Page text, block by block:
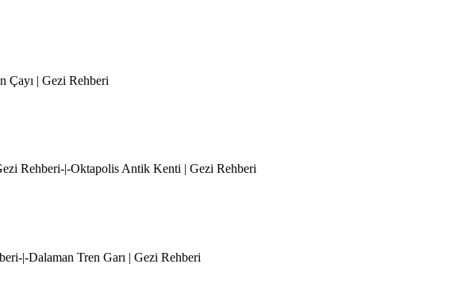
Çayı | Gezi Rehberi
Rehberi-|-Oktapolis Antik Kenti | Gezi Rehberi
|-Dalaman Tren Garı | Gezi Rehberi